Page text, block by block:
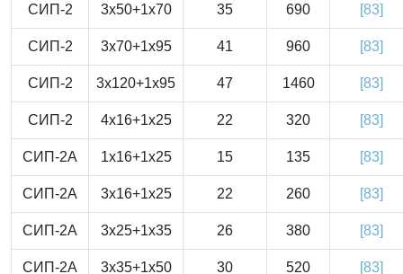
СИП-2 3x50+1x70 35 690 [83]
СИП-2 3x70+1x95 41 960 [83]
СИП-2 3x120+1x95 47 1460 [83]
СИП-2 4x16+1x25 22 320 [83]
СИП-2А 1x16+1x25 15 135 [83]
СИП-2А 3x16+1x25 22 260 [83]
СИП-2А 3x25+1x35 26 380 [83]
СИП-2А 3x35+1x50 30 520 [83]